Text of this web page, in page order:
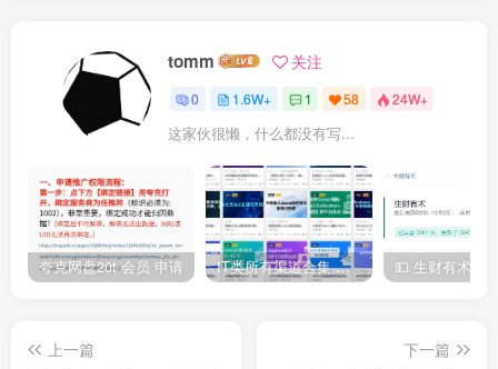
tomm 关注
0 1.6W+ 1 58 24W+
这家伙很懒，什么都没有写...
夸克网盘20t 会员 申请 IT类所有渠道合集 持续日更，目前近四千多条资源 年费用户微信私信获取权限
上一篇
下一篇